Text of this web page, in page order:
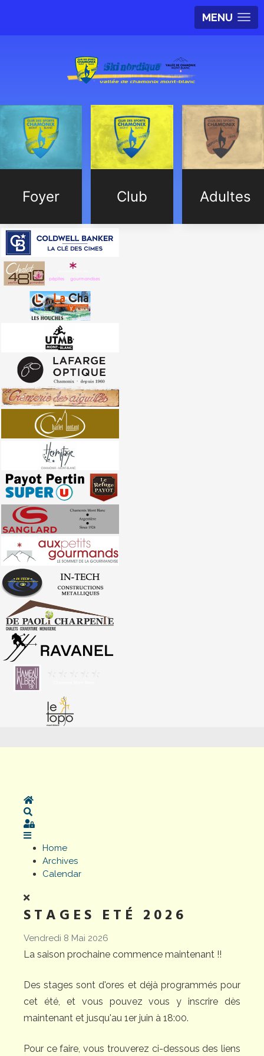
MENU
Foyer Club Adultes
Home
Sign In
Home
Archives
Calendar
STAGES ETÉ 2026
Vendredi 8 Mai 2026
La saison prochaine commence maintenant !!
Des stages sont d'ores et déjà programmés pour
cet été, et vous pouvez vous y inscrire dès
maintenant et jusqu'au 1er juin à 18:00.
Pour ce faire, vous trouverez ci-dessous des liens